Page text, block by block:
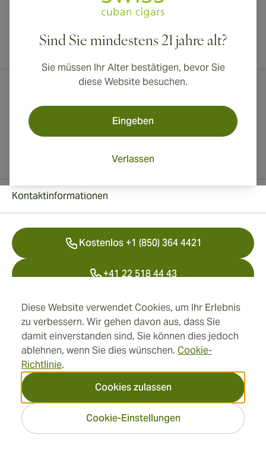
Diese Website verwendet Cookies, um Ihr Erlebnis
zu verbessern. Wir gehen davon aus, dass Sie
damit einverstanden sind, Sie können dies jedoch
ablehnen, wenn Sie dies wünschen. Cookie-
Richtlinie.
Cookies zulassen
Cookie-Einstellungen
Sind Sie mindestens 21 jahre alt?
Sie müssen Ihr Alter bestätigen, bevor Sie
diese Website besuchen.
Eingeben
Verlassen
Internationaler Versand nach Kanada, Vereinigtes Königreich und
Adresse
Informationen
Kontaktinformationen
Kostenlos +1 (850) 364 4421
+41 22 518 44 43
info@swisscubancigars.com
2026 SwissCubanCigars.de
— Cigar Group. Alle Rechte